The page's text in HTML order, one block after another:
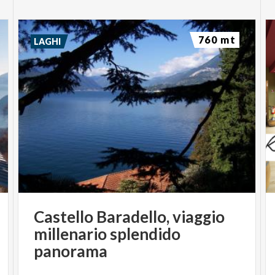
Castello Baradello, viaggio
millenario splendido
panorama
LAGHI 760 mt